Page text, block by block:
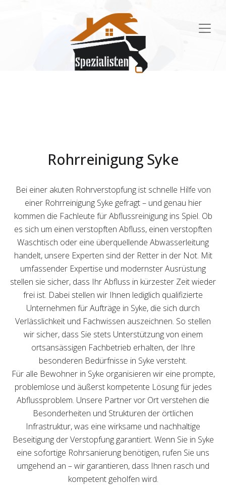
Rohrreinigung Syke
Bei einer akuten Rohrverstopfung ist schnelle Hilfe von
einer Rohrreinigung Syke gefragt – und genau hier
kommen die Fachleute für Abflussreinigung ins Spiel. Ob
es sich um einen verstopften Abfluss, einen verstopften
Waschtisch oder eine überquellende Abwasserleitung
handelt, unsere Experten sind der Retter in der Not. Mit
umfassender Expertise und modernster Ausrüstung
stellen sie sicher, dass Ihr Abfluss in kürzester Zeit wieder
frei ist. Dabei stellen wir Ihnen lediglich qualifizierte
Unternehmen für Aufträge in Syke, die sich durch
Verlässlichkeit und Fachwissen auszeichnen. So stellen
wir sicher, dass Sie stets Unterstützung von einem
ortsansässigen Fachbetrieb erhalten, der Ihre
besonderen Bedürfnisse in Syke versteht.
Für alle Bewohner in Syke organisieren wir eine prompte,
problemlose und äußerst kompetente Lösung für jedes
Abflussproblem. Unsere Partner vor Ort verstehen die
Besonderheiten und Strukturen der örtlichen
Infrastruktur, was eine wirksame und nachhaltige
Beseitigung der Verstopfung garantiert. Wenn Sie in Syke
eine sofortige Rohrsanierung benötigen, rufen Sie uns
umgehend an – wir garantieren, dass Ihnen rasch und
kompetent geholfen wird.